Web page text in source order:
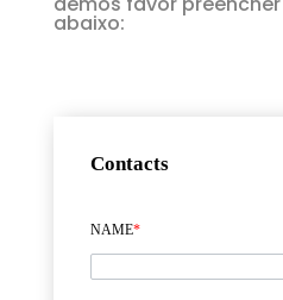
abaixo:
Contacts
NAME*